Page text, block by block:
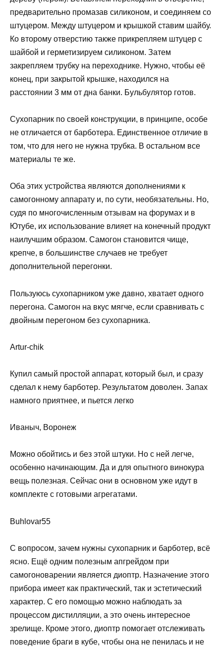
предварительно промазав силиконом, и соединяем со
штуцером. Между штуцером и крышкой ставим шайбу.
Ко второму отверстию также прикрепляем штуцер с
шайбой и герметизируем силиконом. Затем
закрепляем трубку на переходнике. Нужно, чтобы её
конец, при закрытой крышке, находился на
расстоянии 3 мм от дна банки. Бульбулятор готов.
Сухопарник по своей конструкции, в принципе, особе
не отличается от барботера. Единственное отличие в
том, что для него не нужна трубка. В остальном все
материалы те же.
Оба этих устройства являются дополнениями к
самогонному аппарату и, по сути, необязательны. Но,
судя по многочисленным отзывам на форумах и в
Ютубе, их использование влияет на конечный продукт
наилучшим образом. Самогон становится чище,
крепче, в большинстве случаев не требует
дополнительной перегонки.
Пользуюсь сухопарником уже давно, хватает одного
перегона. Самогон на вкус мягче, если сравнивать с
двойным перегоном без сухопарника.
Artur-chik
Купил самый простой аппарат, который был, и сразу
сделал к нему барботер. Результатом доволен. Запах
намного приятнее, и пьется легко
Иваныч, Воронеж
Можно обойтись и без этой штуки. Но с ней легче,
особенно начинающим. Да и для опытного винокура
вещь полезная. Сейчас они в основном уже идут в
комплекте с готовыми агрегатами.
Buhlovar55
С вопросом, зачем нужны сухопарник и барботер, всё
ясно. Ещё одним полезным апгрейдом при
самогоноварении является диоптр. Назначение этого
прибора имеет как практический, так и эстетический
характер. С его помощью можно наблюдать за
процессом дистилляции, а это очень интересное
зрелище. Кроме этого, диоптр помогает отслеживать
поведение браги в кубе, чтобы она не пенилась и не